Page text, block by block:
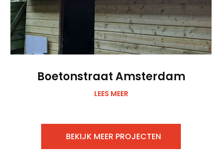
Boetonstraat Amsterdam
LEES MEER
BEKIJK MEER PROJECTEN